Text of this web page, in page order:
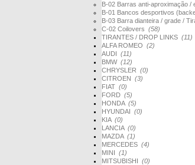
B-02 Barras anti-aproximação /
B-01 Bancos desportivos
B-03 Barra dianteira / grade /
C-02 Coilovers (58)
TIRANTES / DROP LINKS (11)
ALFA ROMEO (2)
AUDI (11)
BMW (12)
CHRYSLER (0)
CITROEN (3)
FIAT (0)
FORD (5)
HONDA (5)
HYUNDAI (0)
KIA (0)
LANCIA (0)
MAZDA (1)
MERCEDES (4)
MINI (1)
MITSUBISHI (0)